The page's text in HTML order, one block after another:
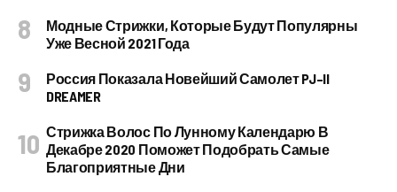
Модные Стрижки, Которые Будут Популярны
Уже Весной 2021 Года
Россия Показала Новейший Самолет PJ–II
DREAMER
Стрижка Волос По Лунному Календарю В
Декабре 2020 Поможет Подобрать Самые
Благоприятные Дни